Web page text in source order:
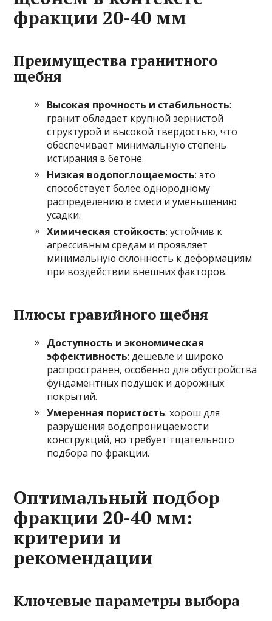
фракции 20-40 мм
Преимущества гранитного
щебня
Высокая прочность и стабильность:
гранит обладает крупной зернистой
структурой и высокой твердостью, что
обеспечивает минимальную степень
истирания в бетоне.
Низкая водопоглощаемость: это
способствует более однородному
распределению в смеси и уменьшению
усадки.
Химическая стойкость: устойчив к
агрессивным средам и проявляет
минимальную склонность к деформациям
при воздействии внешних факторов.
Плюсы гравийного щебня
Доступность и экономическая
эффективность: дешевле и широко
распространен, особенно для обустройства
фундаментных подушек и дорожных
покрытий.
Умеренная пористость: хорош для
разрушения водопроницаемости
конструкций, но требует тщательного
подбора по фракции.
Оптимальный подбор
фракции 20-40 мм:
критерии и
рекомендации
Ключевые параметры выбора